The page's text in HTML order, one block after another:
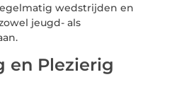
wedstrijden en
jeugd- als
en Plezierig